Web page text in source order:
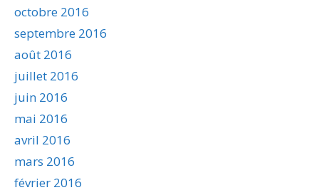
octobre 2016
septembre 2016
août 2016
juillet 2016
juin 2016
mai 2016
avril 2016
mars 2016
février 2016